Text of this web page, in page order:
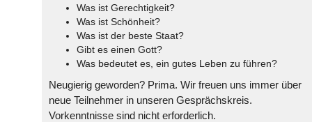
Was ist Gerechtigkeit?
Was ist Schönheit?
Was ist der beste Staat?
Gibt es einen Gott?
Was bedeutet es, ein gutes Leben zu führen?
Neugierig geworden? Prima. Wir freuen uns immer über
neue Teilnehmer in unseren Gesprächskreis.
Vorkenntnisse sind nicht erforderlich.